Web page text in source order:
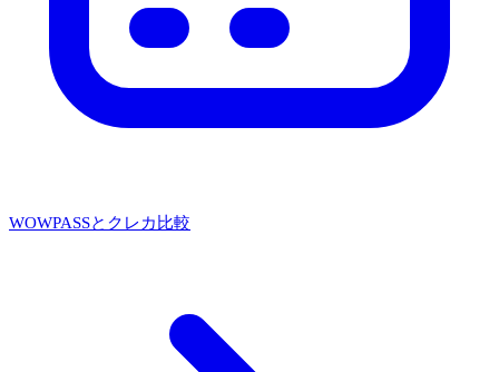
WOWPASSとクレカ比較